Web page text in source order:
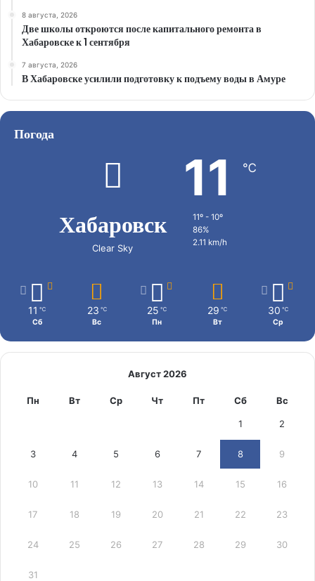
8 августа, 2026
Две школы откроются после капитального ремонта в
Хабаровске к 1 сентября
7 августа, 2026
В Хабаровске усилили подготовку к подъему воды в Амуре
Погода
Хабаровск
Clear Sky
11 ℃
11º - 10º
86%
2.11 km/h
11 ℃
Сб
23 ℃
Вс
25 ℃
Пн
29 ℃
Вт
30 ℃
Ср
Август 2026
Пн Вт Ср Чт Пт Сб Вс
1 2
3 4 5 6 7 8 9
10 11 12 13 14 15 16
17 18 19 20 21 22 23
24 25 26 27 28 29 30
31